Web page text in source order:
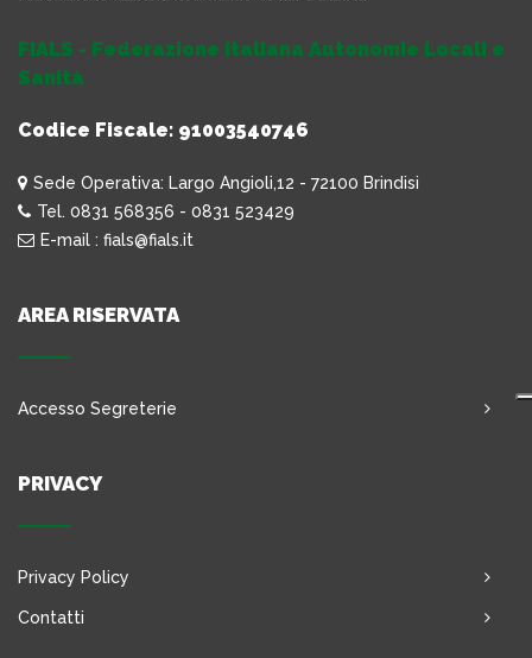
FIALS - Federazione Italiana Autonomie Locali e
Sanità
Codice Fiscale: 91003540746
Sede Operativa: Largo Angioli,12 - 72100 Brindisi
Tel. 0831 568356 - 0831 523429
E-mail : fials@fials.it
AREA RISERVATA
Accesso Segreterie
PRIVACY
Privacy Policy
Contatti